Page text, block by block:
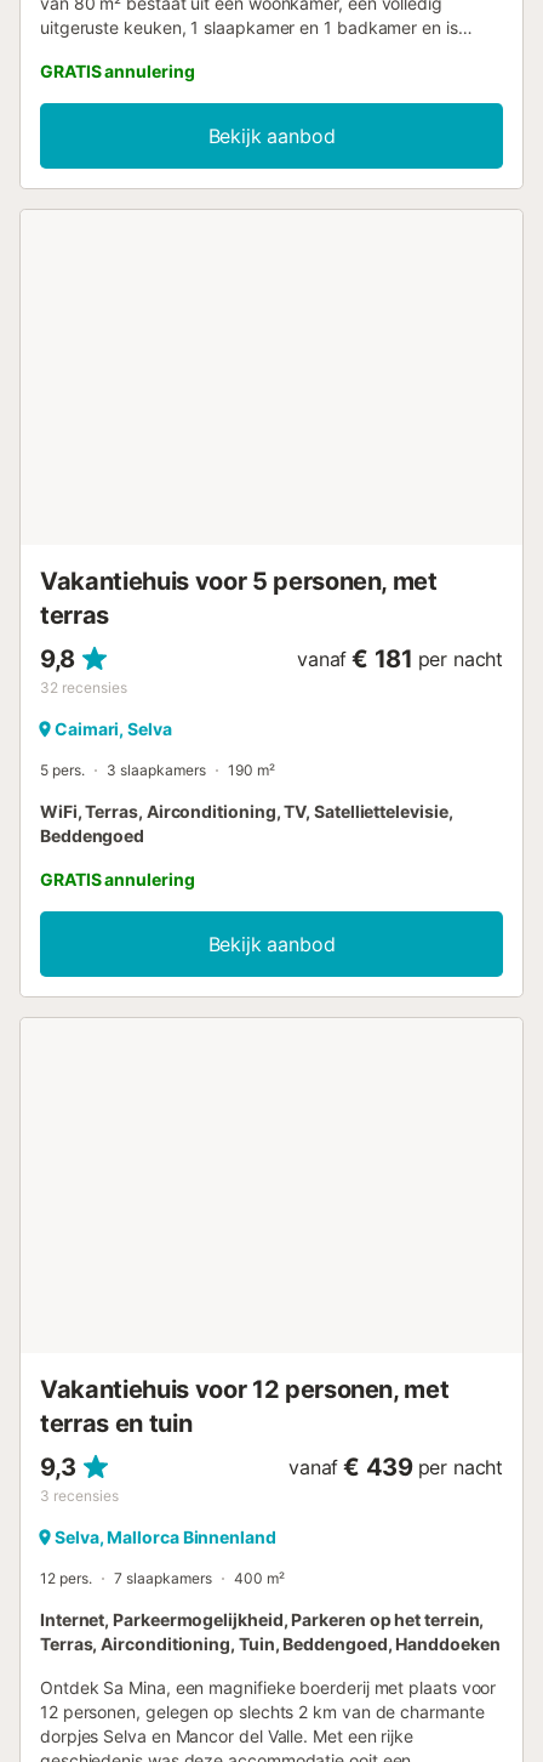
uitgeruste keuken, 1 slaapkamer en 1 badkamer en is
high-speed Wi-Fi (geschikt voor videogesprekken) met
een speciale werkruimte voor kantoor aan huis, een tv, een
ventilator en een wasmachine. Deze woning biedt een
eigen buitengedeelte met een zwembad, tuin, terras en
barbecue. Er zijn 4 parkeerplaatsen beschikbaar op het
GRATIS annulering
Bekijk aanbod
Vakantiehuis voor 5 personen, met
terras
9,8
32 recensies
vanaf € 181 per nacht
Caimari, Selva
5 pers. 3 slaapkamers 190 m²
WiFi, Terras, Airconditioning, TV, Satelliettelevisie,
Beddengoed
GRATIS annulering
Bekijk aanbod
Vakantiehuis voor 12 personen, met
terras en tuin
9,3
3 recensies
vanaf € 439 per nacht
Selva, Mallorca Binnenland
12 pers. 7 slaapkamers 400 m²
Internet, Parkeermogelijkheid, Parkeren op het terrein,
Terras, Airconditioning, Tuin, Beddengoed, Handdoeken
Ontdek Sa Mina, een magnifieke boerderij met plaats voor
12 personen, gelegen op slechts 2 km van de charmante
dorpjes Selva en Mancor del Valle. Met een rijke